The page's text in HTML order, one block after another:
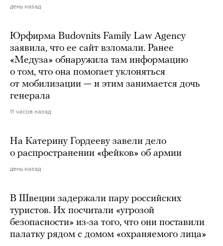
день назад
Юрфирма Budovnits Family Law Agency
заявила, что ее сайт взломали. Ранее
«Медуза» обнаружила там информацию
о том, что она помогает уклоняться
от мобилизации — и этим занимается дочь
генерала
11 часов назад
На Катерину Гордееву завели дело
о распространении «фейков» об армии
день назад
В Швеции задержали пару российских
туристов. Их посчитали «угрозой
безопасности» из-за того, что они поставили
палатку рядом с домом «охраняемого лица»